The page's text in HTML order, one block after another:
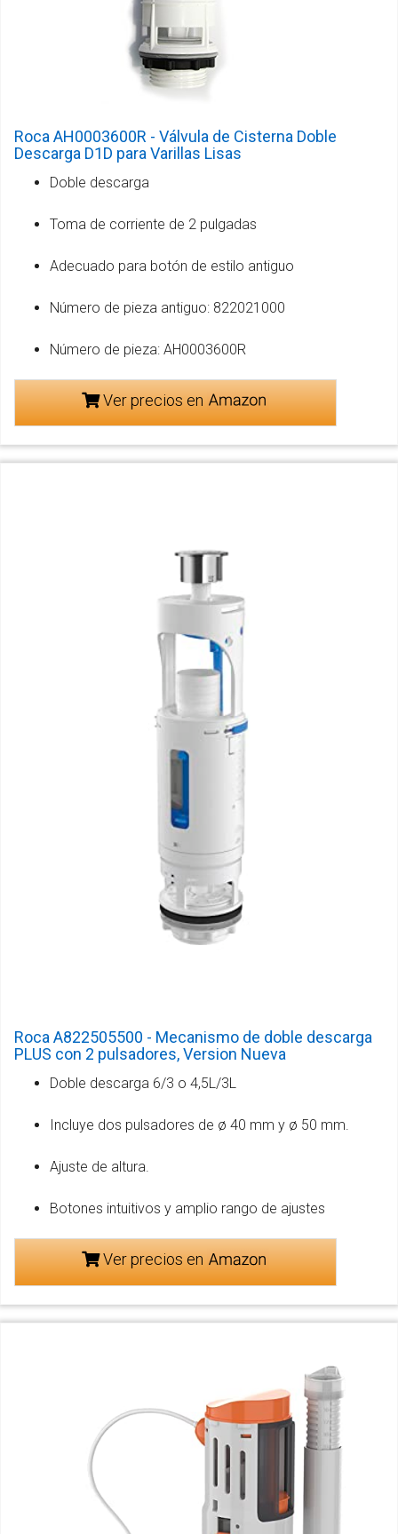
Roca AH0003600R - Válvula de Cisterna Doble
Descarga D1D para Varillas Lisas
Doble descarga
Toma de corriente de 2 pulgadas
Adecuado para botón de estilo antiguo
Número de pieza antiguo: 822021000
Número de pieza: AH0003600R
Ver precios en
Roca A822505500 - Mecanismo de doble descarga
PLUS con 2 pulsadores, Version Nueva
Doble descarga 6/3 o 4,5L/3L
Incluye dos pulsadores de ø 40 mm y ø 50 mm.
Ajuste de altura.
Botones intuitivos y amplio rango de ajustes
Ver precios en